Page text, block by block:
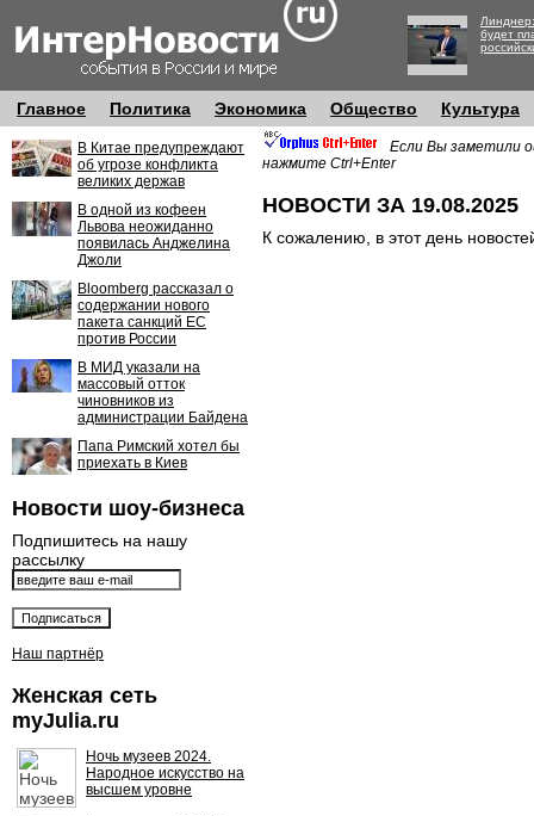
будет
Главное Политика Экономика Общество Культура
В Китае предупреждают
об угрозе конфликта
великих держав
В одной из кофеен
Львова неожиданно
появилась Анджелина
Джоли
Bloomberg рассказал о
содержании нового
пакета санкций ЕС
против России
В МИД указали на
массовый отток
чиновников из
администрации Байдена
Папа Римский хотел бы
приехать в Киев
Новости шоу-бизнеса
Подпишитесь на нашу
рассылку
Наш партнёр
Женская сеть
myJulia.ru
Ночь музеев 2024.
Народное искусство на
высшем уровне
Если Вы заметили
нажмите Ctrl+Enter
НОВОСТИ ЗА 19.08.2025
К сожалению, в этот день